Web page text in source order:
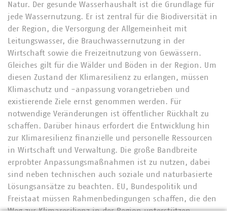
Natur. Der gesunde Wasserhaushalt ist die Grundlage für
jede Wassernutzung. Er ist zentral für die Biodiversität in
der Region, die Versorgung der Allgemeinheit mit
Leitungswasser, die Brauchwassernutzung in der
Wirtschaft sowie die Freizeitnutzung von Gewässern.
Gleiches gilt für die Wälder und Böden in der Region. Um
diesen Zustand der Klimaresilienz zu erlangen, müssen
Klimaschutz und -anpassung vorangetrieben und
existierende Ziele ernst genommen werden. Für
notwendige Veränderungen ist öffentlicher Rückhalt zu
schaffen. Darüber hinaus erfordert die Entwicklung hin
zur Klimaresilienz finanzielle und personelle Ressourcen
in Wirtschaft und Verwaltung. Die große Bandbreite
erprobter Anpassungsmaßnahmen ist zu nutzen, dabei
sind neben technischen auch soziale und naturbasierte
Lösungsansätze zu beachten. EU, Bundespolitik und
Freistaat müssen Rahmenbedingungen schaffen, die den
Weg zur Klimaresilienz in der Region unterstützen.